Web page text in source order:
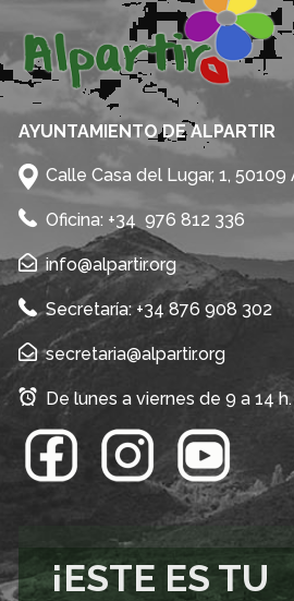
AYUNTAMIENTO DE ALPARTIR
Calle Casa del Lugar, 1,
Oficina: +34 976 812 336
info@alpartir.org
Secretaría: +34 876 908 302
secretaria@alpartir.org
De lunes a viernes de 9 a 14 h.
¡ESTE ES TU